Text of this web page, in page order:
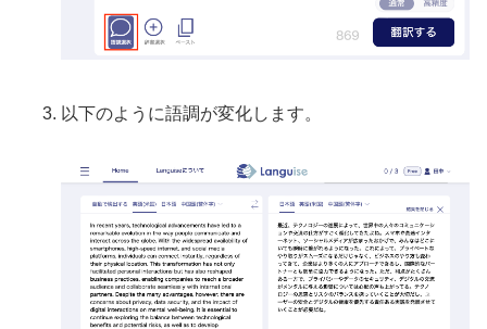
以下のように語調が変化します。